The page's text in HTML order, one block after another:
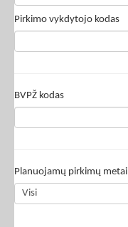
Pirkimo vykdytojo kodas
BVPŽ kodas
Planuojamų pirkimų metai